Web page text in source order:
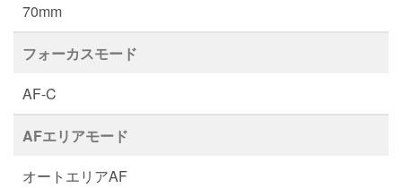
70mm
フォーカスモード
AF-C
AFエリアモード
オートエリアAF